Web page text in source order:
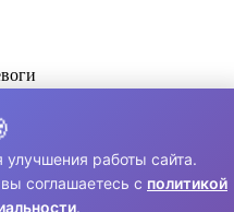
права защищены.
работы сайта.
соглашаетесь с политикой
.